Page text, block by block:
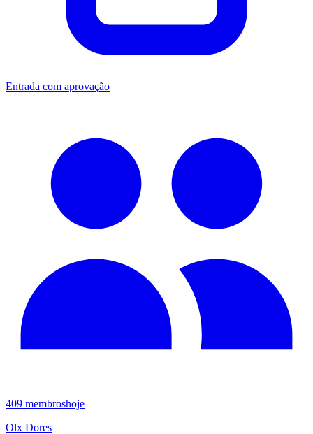
Entrada com aprovação
409 membroshoje
Olx Dores